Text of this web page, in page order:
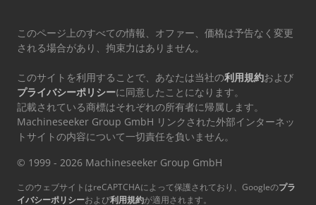
このページ上のすべての情報、オファー、価格は予告なく変更
される場合があり、拘束力はありません。
このサイトを利用することで、あなたは当社の利用規約および
プライバシーポリシーに同意したことになります。
記載されている商標はそれぞれの所有者に帰属します。
Machineseeker Group GmbH リンクされた外部インターネッ
トサイトの内容について一切責任を負いません。
© 1999 - 2026 Machineseeker Group GmbH
このウェブサイトはreCAPTCHAによって保護されており、Googleのプラ
イバシーポリシーおよび利用規約が適用されます。